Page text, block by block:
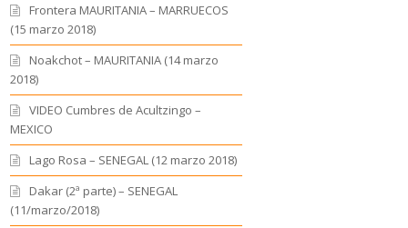
Frontera MAURITANIA – MARRUECOS
(15 marzo 2018)
Noakchot – MAURITANIA (14 marzo
2018)
VIDEO Cumbres de Acultzingo –
MEXICO
Lago Rosa – SENEGAL (12 marzo 2018)
Dakar (2ª parte) – SENEGAL
(11/marzo/2018)